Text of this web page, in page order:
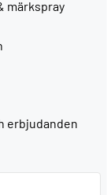
märkspray
erbjudanden